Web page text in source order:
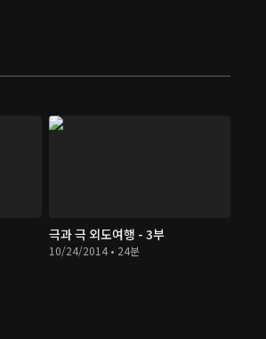
극과 극 외도여행 - 3부
10/24/2014 • 24분